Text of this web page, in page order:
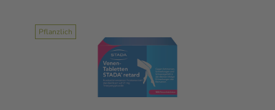
Pflanzlich